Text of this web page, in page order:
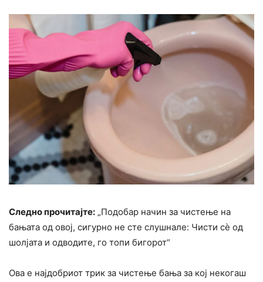
Следно прочитајте: „Подобар начин за чистење на
бањата од овој, сигурно не сте слушнале: Чисти сè од
шолјата и одводите, го топи бигорот“
Ова е најдобриот трик за чистење бања за кој некогаш